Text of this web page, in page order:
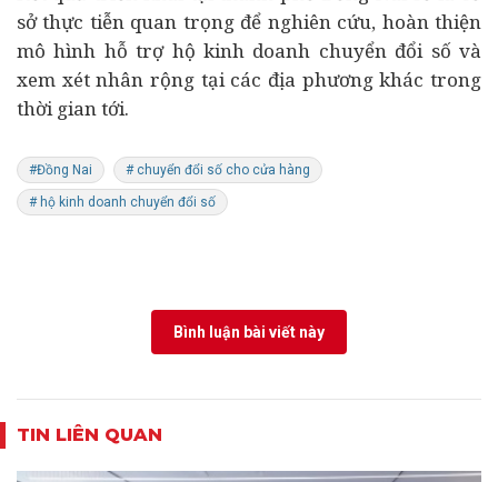
sở thực tiễn quan trọng để nghiên cứu, hoàn thiện
mô hình hỗ trợ hộ kinh doanh chuyển đổi số và
xem xét nhân rộng tại các địa phương khác trong
thời gian tới.
#Đồng Nai # chuyển đổi số cho cửa hàng
# hộ kinh doanh chuyển đổi số
Bình luận bài viết này
TIN LIÊN QUAN